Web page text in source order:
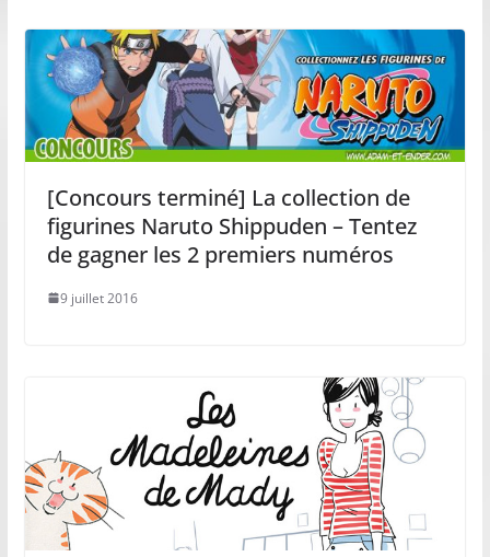
[Concours terminé] La collection de
figurines Naruto Shippuden – Tentez
de gagner les 2 premiers numéros
9 juillet 2016